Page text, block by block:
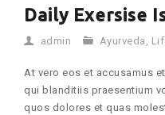
Daily Exersise
admin Ayurveda ,
At vero eos et accusamus
qui blanditiis praesentium
quos dolores et quas